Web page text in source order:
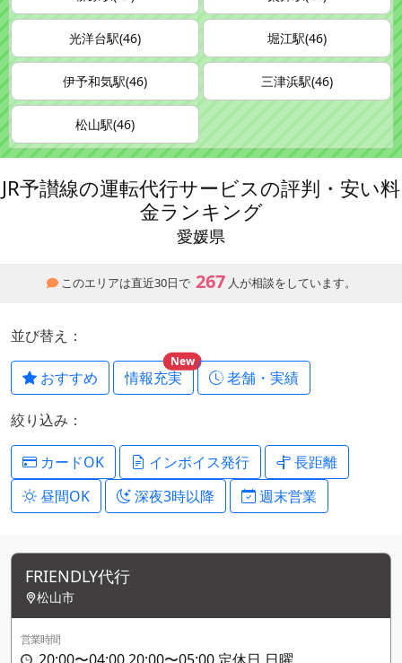
光洋台駅(46) 堀江駅(46)
伊予和気駅(46) 三津浜駅(46)
松山駅(46)
JR予讃線の運転代行サービスの評判・安い料
金ランキング
愛媛県
このエリアは直近30日で 267 人が相談をしています。
並び替え：
おすすめ 情報充実
New
老舗・実績
絞り込み：
カードOK インボイス発行
長距離
昼間OK
深夜3時以降 週末営業
FRIENDLY代行
松山市
営業時間
20:00〜04:00 20:00〜05:00 定休日 日曜